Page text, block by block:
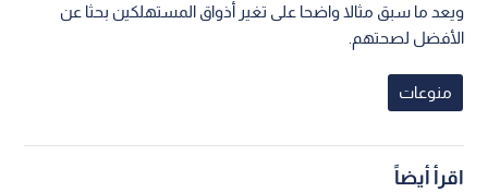
ويعد ما سبق مثالا واضحا على تغير أذواق المستهلكين بحثا عن
الأفضل لصحتهم.
منوعات
اقرأ أيضاً